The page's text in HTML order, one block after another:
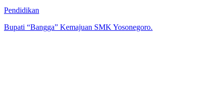
Pendidikan
Bupati “Bangga” Kemajuan SMK Yosonegoro.